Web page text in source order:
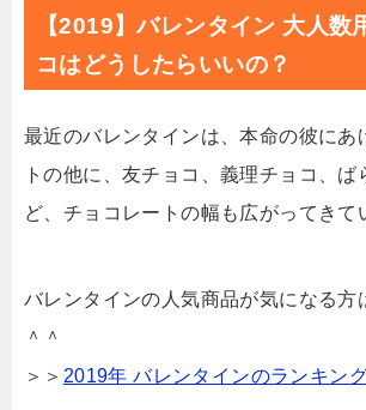
【2019】バレンタイン 大人数
コはどうしたらいいの？
最近のバレンタインは、本命の彼にあ
トの他に、友チョコ、義理チョコ、ば
ど、チョコレートの幅も広がってきて
バレンタインの人気商品が気になる方
＾＾
＞＞ 2019年 バレンタインのランキング